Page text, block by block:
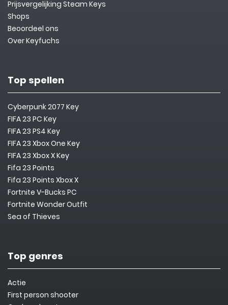
Prijsvergelijking Steam Keys
Shops
Beoordeel ons
Over Keyfuchs
Top spellen
Cyberpunk 2077 Key
FIFA 23 PC Key
FIFA 23 PS4 Key
FIFA 23 Xbox One Key
FIFA 23 Xbox X Key
Fifa 23 Points
Fifa 23 Points Xbox X
Fortnite V-Bucks PC
Fortnite Wonder Outfit
Sea of Thieves
Top genres
Actie
First person shooter